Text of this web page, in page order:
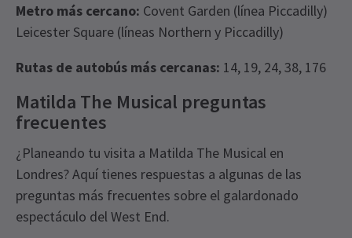
Metro más cercano: Covent Garden (línea Piccadilly)
Leicester Square (líneas Northern y Piccadilly)
Rutas de autobús más cercanas: 14, 19, 24, 38, 176
Matilda The Musical preguntas
frecuentes
¿Planeando tu visita a Matilda The Musical en
Londres? Aquí tienes respuestas a algunas de las
preguntas más frecuentes sobre el galardonado
espectáculo del West End.